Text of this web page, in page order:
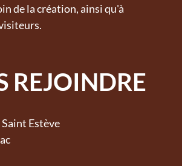
de la création, ainsi qu'à
REJOINDRE
Estève